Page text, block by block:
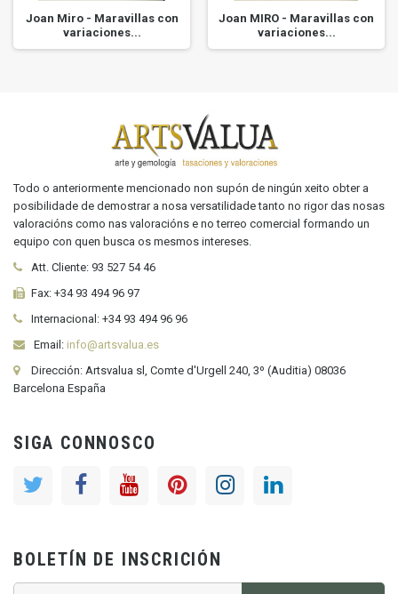
Joan Miro - Maravillas con
variaciones...
Joan MIRO - Maravillas con
variaciones...
Todo o anteriormente mencionado non supón de ningún xeito obter a
posibilidade de demostrar a nosa versatilidade tanto no rigor das nosas
valoracións como nas valoracións e no terreo comercial formando un
equipo con quen busca os mesmos intereses.
Att. Cliente: 93 527 54 46
Fax: +34 93 494 96 97
Internacional: +34 93 494 96 96
Email: info@artsvalua.es
Dirección: Artsvalua sl, Comte d'Urgell 240, 3º (Auditia) 08036
Barcelona España
SIGA CONNOSCO
BOLETÍN DE INSCRICIÓN